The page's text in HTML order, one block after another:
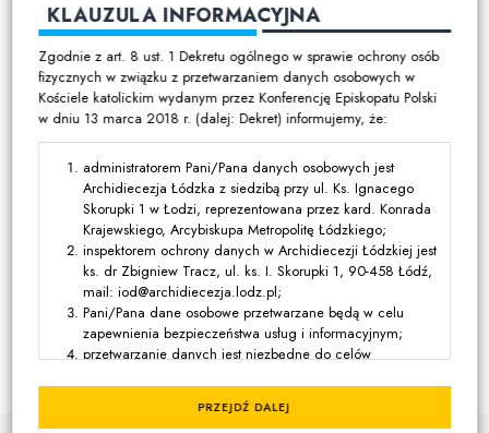
Duszpasterstwo
Program duszpasterski
Kalendarz pracy duszpasterskiej
Duszpasterstwo specjalistyczne
Ruchy i stowarzyszenia
Multimedia
Filmy
Zdjęcia
Media katolickie
Kontakt
KLAUZULA INFORMACYJNA
Zgodnie z art. 8 ust. 1 Dekretu ogólnego w sprawie ochrony osób
fizycznych w związku z przetwarzaniem danych osobowych w
Kościele katolickim wydanym przez Konferencję Episkopatu Polski
w dniu 13 marca 2018 r. (dalej: Dekret) informujemy, że:
administratorem Pani/Pana danych osobowych jest
Archidiecezja Łódzka z siedzibą przy ul. Ks. Ignacego
Skorupki 1 w Łodzi, reprezentowana przez kard. Konrada
Krajewskiego, Arcybiskupa Metropolitę Łódzkiego;
inspektorem ochrony danych w Archidiecezji Łódzkiej jest
ks. dr Zbigniew Tracz, ul. ks. I. Skorupki 1, 90-458 Łódź,
mail: iod@archidiecezja.lodz.pl;
Pani/Pana dane osobowe przetwarzane będą w celu
zapewnienia bezpieczeństwa usług i informacyjnym;
przetwarzanie danych jest niezbędne do celów
z wyjątkiem sytuacji, w których nadrzędny charakter wobec
PRZEJDŹ DALEJ